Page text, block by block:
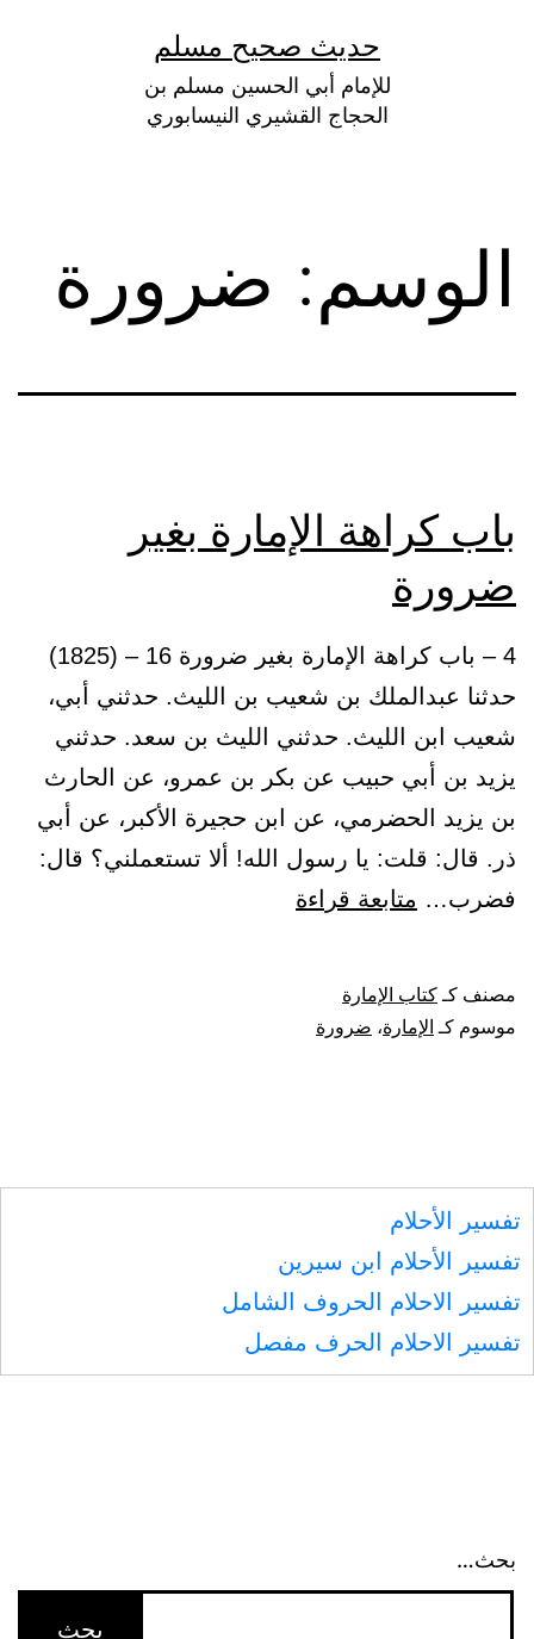
حديث صحيح مسلم
للإمام أبي الحسين مسلم بن
الحجاج القشيري النيسابوري
الوسم: ضرورة
باب كراهة الإمارة بغير
ضرورة
4 – باب كراهة الإمارة بغير ضرورة 16 – (1825)
حدثنا عبدالملك بن شعيب بن الليث. حدثني أبي،
شعيب ابن الليث. حدثني الليث بن سعد. حدثني
يزيد بن أبي حبيب عن بكر بن عمرو، عن الحارث
بن يزيد الحضرمي، عن ابن حجيرة الأكبر، عن أبي
ذر. قال: قلت: يا رسول الله! ألا تستعملني؟ قال:
فضرب… متابعة قراءة
مصنف كـكتاب الإمارة
موسوم كـ الإمارة، ضرورة
تفسير الأحلام
تفسير الأحلام ابن سيرين
تفسير الاحلام الحروف الشامل
تفسير الاحلام الحرف مفصل
بحث…